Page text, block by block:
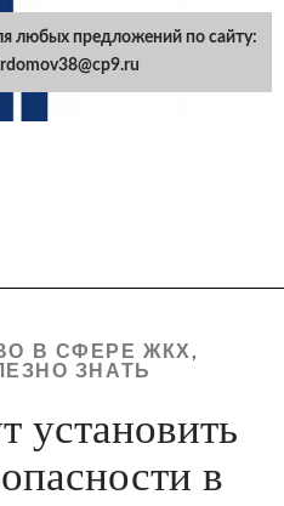
В СФЕРЕ ЖКХ ,
ЗНАТЬ
установить
в
любых предложений по сайту: